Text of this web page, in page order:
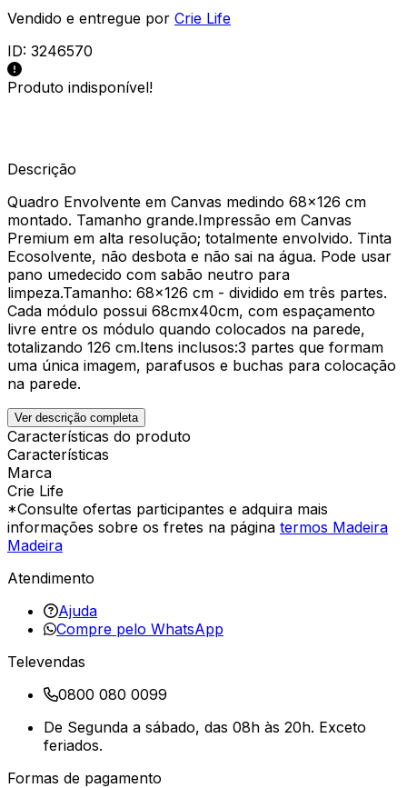
Vendido e entregue por Crie Life
ID: 3246570
Produto indisponível!
Descrição
Quadro Envolvente em Canvas medindo 68x126 cm
montado. Tamanho grande.Impressão em Canvas
Premium em alta resolução; totalmente envolvido. Tinta
Ecosolvente, não desbota e não sai na água. Pode usar
pano umedecido com sabão neutro para
limpeza.Tamanho: 68x126 cm - dividido em três partes.
Cada módulo possui 68cmx40cm, com espaçamento
livre entre os módulo quando colocados na parede,
totalizando 126 cm.Itens inclusos:3 partes que formam
uma única imagem, parafusos e buchas para colocação
na parede.
Ver descrição completa
Características do produto
Características
Marca
Crie Life
*Consulte ofertas participantes e adquira mais
informações sobre os fretes na página termos Madeira
Madeira
Atendimento
Ajuda
Compre pelo WhatsApp
Televendas
0800 080 0099
De Segunda a sábado, das 08h às 20h. Exceto
feriados.
Formas de pagamento